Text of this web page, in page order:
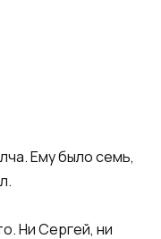
Ему было семь,
Ни Сергей, ни